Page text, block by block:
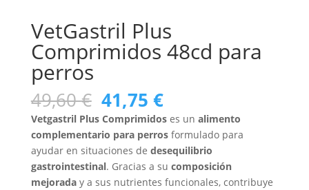
VetGastril Plus
Comprimidos 48cd para
perros
49,60€ El
precio
original
era:
49,60 €.
41,75 €El
precio
actual
es:
41,75 €.
Vetgastril Plus Comprimidoses un alimento
complementario para perrosformulado para
ayudar en situaciones de desequilibrio
gastrointestinal. Gracias a su composición
mejoraday a sus nutrientes funcionales, contribuye